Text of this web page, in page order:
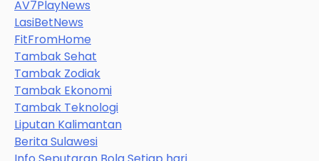
AV7PlayNews
LasiBetNews
FitFromHome
Tambak Sehat
Tambak Zodiak
Tambak Ekonomi
Tambak Teknologi
Liputan Kalimantan
Berita Sulawesi